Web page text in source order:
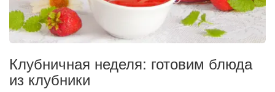
Клубничная неделя: готовим блюда
из клубники